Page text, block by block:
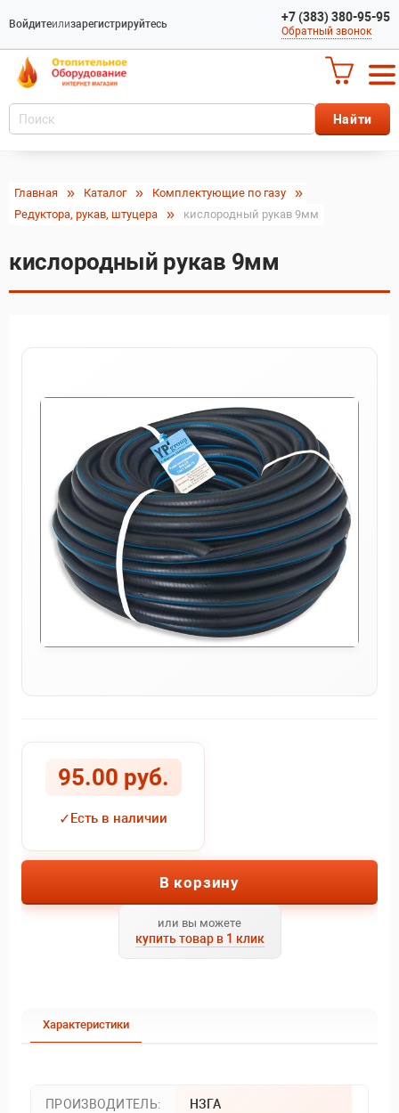
Войдитеилизарегистрируйтесь +7 (383) 380-95-95
Обратный звонок
Главная Каталог
Комплектующие по газу
Редуктора, рукав, штуцера
кислородный рукав 9мм
кислородный рукав 9мм
95.00 руб.
✓Есть в наличии
В корзину
или вы можете
купить товар в 1 клик
Характеристики
ПРОИЗВОДИТЕЛЬ: НЗГА